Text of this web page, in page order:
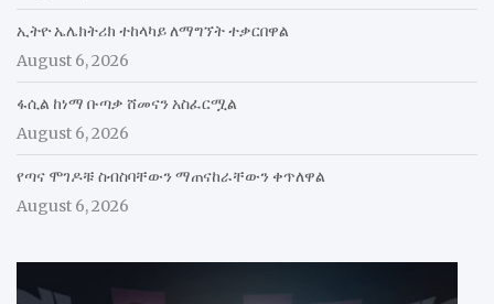
ኢትዮ ኤሌክትሪክ ተከላካይ ለማግኘት ተቃርበዋል
August 6, 2026
ፋሲል ከነማ ቡጣቃ ሸመናን አስፈርሟል
August 6, 2026
የጣና ሞገዶቹ ስብስባቸውን ማጠናከራቸውን ቀጥለዋል
August 6, 2026